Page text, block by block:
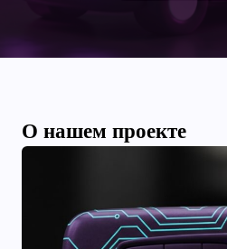
О нашем проекте